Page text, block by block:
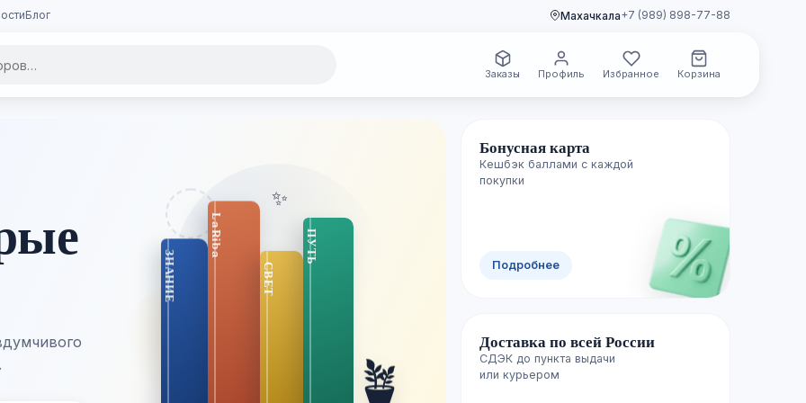
Блог Махачкала+7 (989) 898-77-88
Заказы Профиль Избранное Корзина
🪴
✨
🌿 Свежие поступления
Новинки уже
полках
Каждую неделю пополняем каталог
изданиями — успейте первыми.
Бонусная карта
Кешбэк баллами с каждой
покупки
Подробнее
Доставка по всей России
СДЭК до пункта выдачи
или курьером